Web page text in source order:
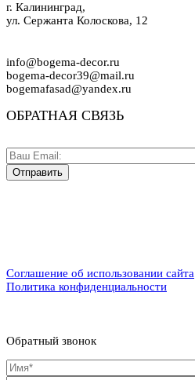
г. Калининград,
ул. Сержанта Колоскова, 12
info@bogema-decor.ru
bogema-decor39@mail.ru
bogemafasad@yandex.ru
ОБРАТНАЯ СВЯЗЬ
Соглашение об использовании сайта
Политика конфиденциальности
Обратный звонок